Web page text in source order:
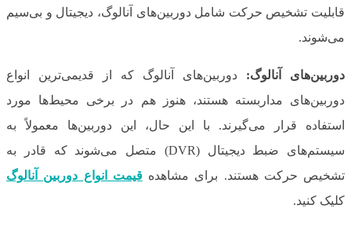
قابلیت تشخیص حرکت شامل دوربین‌های آنالوگ، دیجیتال و بی‌سیم
می‌شوند.
دوربین‌های آنالوگ: دوربین‌های آنالوگ که از قدیمی‌ترین انواع
دوربین‌های مداربسته هستند، هنوز هم در برخی محیط‌ها مورد
استفاده قرار می‌گیرند. با این حال، این دوربین‌ها معمولاً به
سیستم‌های ضبط دیجیتال (DVR) متصل می‌شوند که قادر به
تشخیص حرکت هستند. برای مشاهدهقیمت انواع دوربین آنالوگ
کلیک کنید.